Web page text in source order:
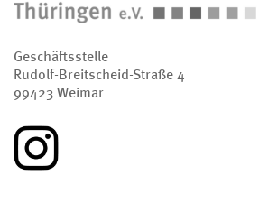
Geschäftsstelle
Rudolf-Breitscheid-Straße 4
99423 Weimar